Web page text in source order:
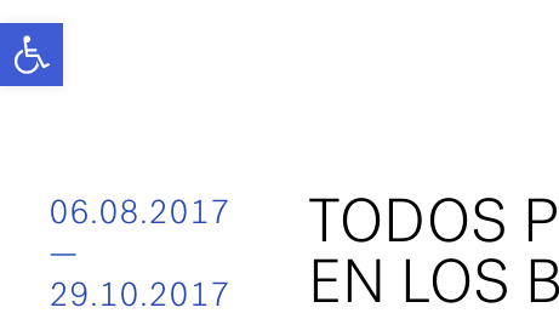
Abrir barra de herramientas
06.08.2017
—
29.10.2017
TODOS
EN LOS